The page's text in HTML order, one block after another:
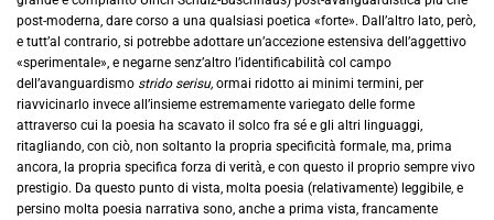
post-moderna, dare corso a una qualsiasi poetica «forte». Dall’altro lato, però,
e tutt’al contrario, si potrebbe adottare un’accezione estensiva dell’aggettivo
«sperimentale», e negarne senz’altro l’identificabilità col campo
dell’avanguardismo strido serisu, ormai ridotto ai minimi termini, per
riavvicinarlo invece all’insieme estremamente variegato delle forme
attraverso cui la poesia ha scavato il solco fra sé e gli altri linguaggi,
ritagliando, con ciò, non soltanto la propria specificità formale, ma, prima
ancora, la propria specifica forza di verità, e con questo il proprio sempre vivo
prestigio. Da questo punto di vista, molta poesia (relativamente) leggibile, e
persino molta poesia narrativa sono, anche a prima vista, francamente